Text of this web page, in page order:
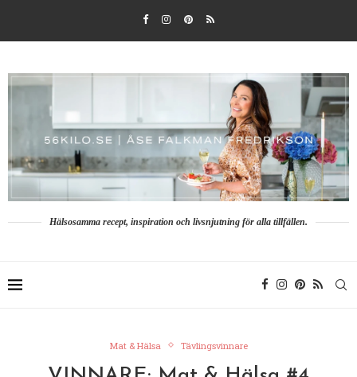
Hälsosamma recept, inspiration och livsnjutning för alla tillfällen.
Mat & Hälsa Tävlingsvinnare